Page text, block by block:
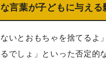
言葉が子どもに与える
ないとおもちゃを捨てるよ
でしょ」といった否定的